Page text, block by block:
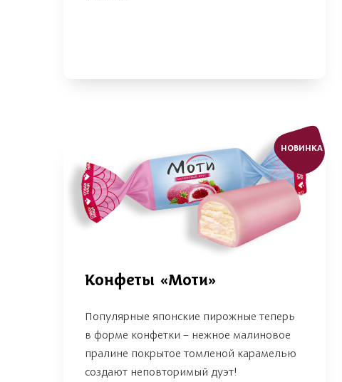
НОВИНКА
Конфеты «Моти»
Популярные японские пирожные теперь
в форме конфетки – нежное малиновое
пралине покрытое томленой карамелью
создают неповторимый дуэт!